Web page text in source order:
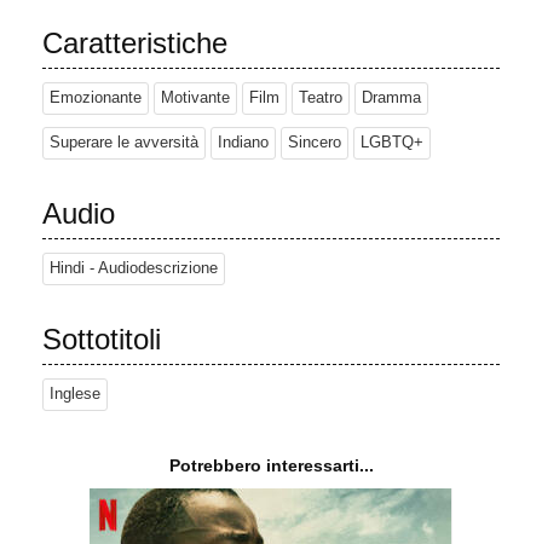
Caratteristiche
Emozionante Motivante Film Teatro Dramma
Superare le avversità Indiano Sincero LGBTQ+
Audio
Hindi - Audiodescrizione
Sottotitoli
Inglese
Potrebbero interessarti...